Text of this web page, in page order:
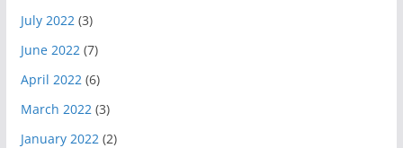
July 2022 (3)
June 2022 (7)
April 2022 (6)
March 2022 (3)
January 2022 (2)